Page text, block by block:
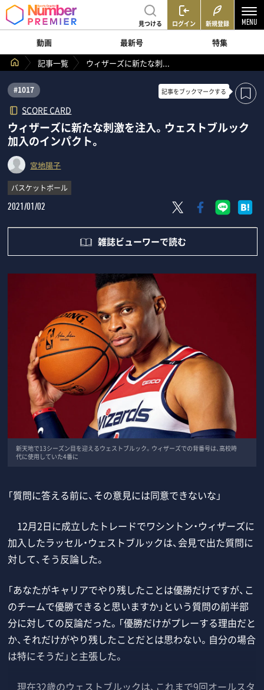
見つける ログイン 新規登録
動画 最新号
特集
記事一覧
ウィザーズに新たな刺...
#1017
SCORE CARD
記事をブックマークする
ウィザーズに新たな刺激を注入。ウェストブルック
加入のインパクト。
宮地陽子
バスケットボール
2021/01/02
雑誌ビューワーで読む
新天地で13シーズン目を迎えるウェストブルック。ウィザーズでの背番号は、高校時
代に使用していた4番に
「質問に答える前に、その意見には同意できないな」
12月2日に成立したトレードでワシントン・ウィザーズに
加入したラッセル・ウェストブルックは、会見で出た質問に
対して、そう反論した。
「あなたがキャリアでやり残したことは優勝だけですが、こ
のチームで優勝できると思いますか」という質問の前半部
分に対しての反論だった。「優勝だけがプレーする理由だと
か、それだけがやり残したことだとは思わない。自分の場合
は特にそうだ」と主張した。
現在32歳のウェストブルックは、これまで9回オールスタ